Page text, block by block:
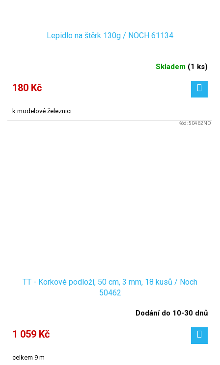
Lepidlo na štěrk 130g / NOCH 61134
Skladem (1 ks)
180 Kč
k modelové železnici
TT - Korkové podloží, 50 cm, 3 mm, 18 kusů / Noch
50462
Dodání do 10-30 dnů
1 059 Kč
celkem 9 m
Kód:50462NO